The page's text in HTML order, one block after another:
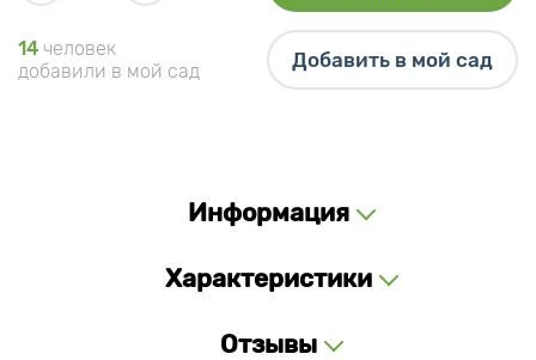
14 человек
добавили в мой сад
Добавить в мой сад
Информация
Характеристики
Отзывы